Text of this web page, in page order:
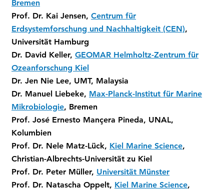
Bremen
Prof. Dr. Kai Jensen, Centrum für
Erdsystemforschung und Nachhaltigkeit (CEN),
Universität Hamburg
Dr. David Keller, GEOMAR Helmholtz-Zentrum für
Ozeanforschung Kiel
Dr. Jen Nie Lee, UMT, Malaysia
Dr. Manuel Liebeke, Max-Planck-Institut für Marine
Mikrobiologie, Bremen
Prof. José Ernesto Mançera Pineda, UNAL,
Kolumbien
Prof. Dr. Nele Matz-Lück, Kiel Marine Science,
Christian-Albrechts-Universität zu Kiel
Prof. Dr. Peter Müller, Universität Münster
Prof. Dr. Natascha Oppelt, Kiel Marine Science,